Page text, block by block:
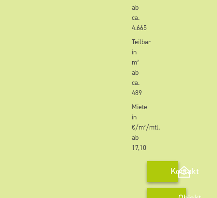
ab
ca.
4.665
Teilbar
in
m²
ab
ca.
489
Miete
in
€/m²/mtl.
ab
17,10
Kontakt